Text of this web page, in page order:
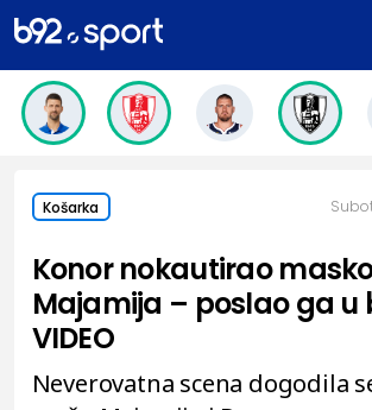
Košarka
Konor nokautirao
Majamija – poslao ga u
VIDEO
Neverovatna scena dogodila